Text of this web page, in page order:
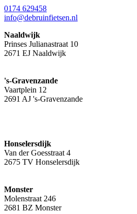
0174 629458
info@debruinfietsen.nl
Naaldwijk
Prinses Julianastraat 10
2671 EJ Naaldwijk
's-Gravenzande
Vaartplein 12
2691 AJ 's-Gravenzande
Honselersdijk
Van der Goesstraat 4
2675 TV Honselersdijk
Monster
Molenstraat 246
2681 BZ Monster